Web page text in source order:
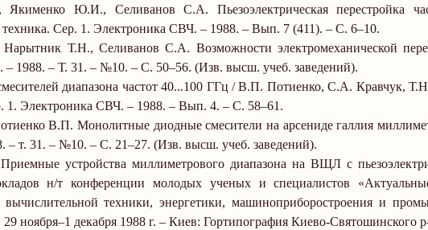
Ю.И., Селиванов С.А. Пьезоэлектрическая перестройка
Сер. 1. Электроника СВЧ. – 1988. – Вып. 7 (411). – С. 6–10.
Т.Н., Селиванов С.А. Возможности электромеханической
– 1988. – Т. 31. – №10. – С. 50–56. (Изв. высш. учеб. заведений).
диапазона частот 40...100 ГГц / В.П. Потиенко, С.А. Кравчук,
1. Электроника СВЧ. – 1988. – Вып. 4. – С. 58–61.
В.П. Монолитные диодные смесители на арсениде галлия
– т. 31. – №10. – С. 21–27. (Изв. высш. учеб. заведений).
устройства миллиметрового диапазона на ВЩЛ с
н/т конференции молодых ученых и специалистов
вычислительной техники, энергетики, машиноприборостроения и
ноября–1 декабря 1988 г. – Киев: Гортипография Киево-Святошинского